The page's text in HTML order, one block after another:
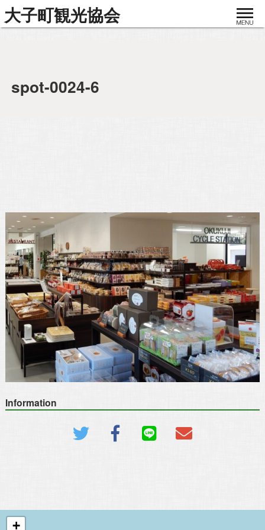
大子町観光協会 toggle
spot-0024-6
Information
+